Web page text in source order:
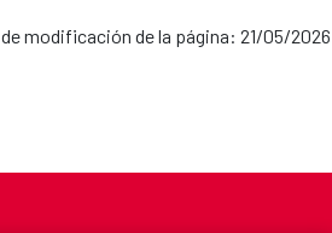
de modificación de la página: 21/05/2026